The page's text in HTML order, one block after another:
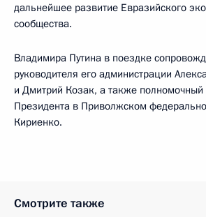
дальнейшее развитие Евразийского
сообщества.
Владимира Путина в поездке
руководителя его администрации
и Дмитрий Козак, а также полномочный
Президента в Приволжском
Кириенко.
Смотрите также